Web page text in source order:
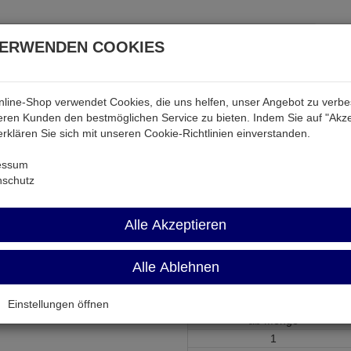
& Akkus Audio & Video Strom Tab &
PTC10LI 250K
Trimmer 250 KOhm liegend
1
COOKIES
Shop verwendet Cookies, die uns helfen, unser Angebot zu
Kunden den bestmöglichen Service zu bieten. Indem Sie auf
Sie sich mit unseren Cookie-Richtlinien einverstanden.
Alle Akzeptieren
Alle Ablehnen
Einstellungen öffnen